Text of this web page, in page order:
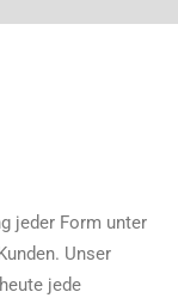
jeder Form unter
Unser
jede